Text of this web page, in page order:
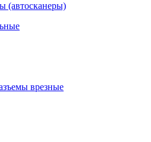
(автосканеры)
врезные